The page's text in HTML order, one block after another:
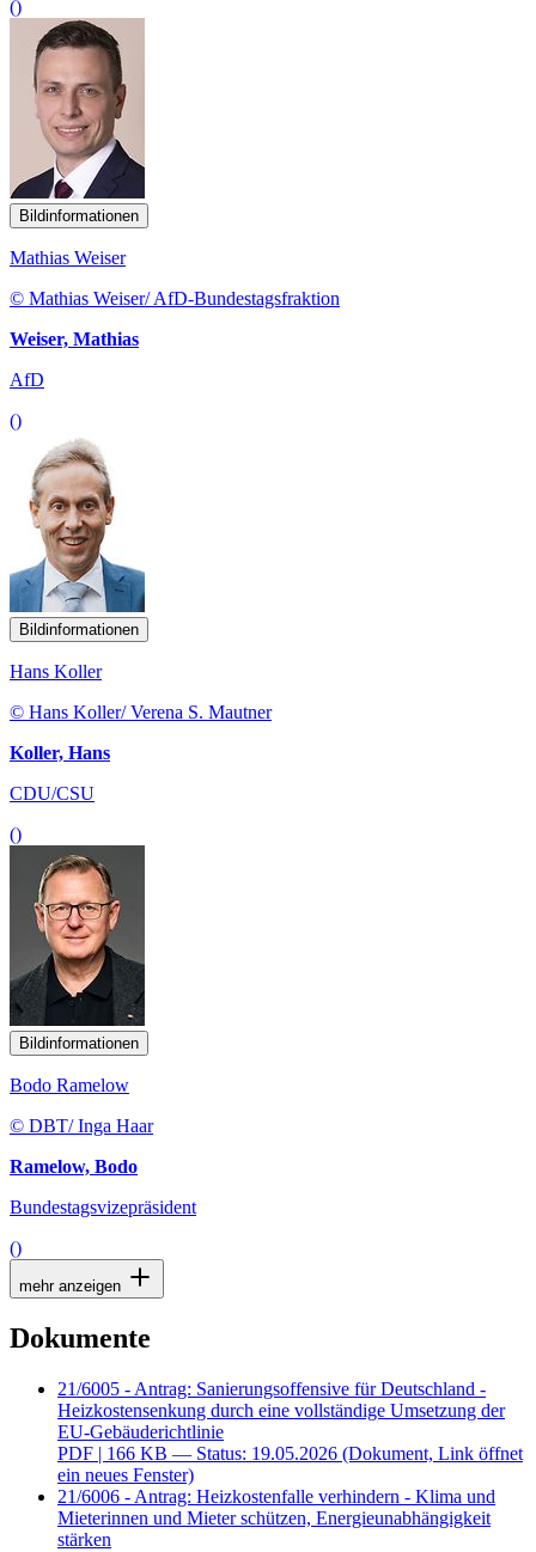
()
Bildinformationen
Mathias Weiser
© Mathias Weiser/ AfD-Bundestagsfraktion
Weiser, Mathias
AfD
()
Bildinformationen
Hans Koller
© Hans Koller/ Verena S. Mautner
Koller, Hans
CDU/CSU
()
Bildinformationen
Bodo Ramelow
© DBT/ Inga Haar
Ramelow, Bodo
Bundestagsvizepräsident
()
mehr anzeigen
Dokumente
21/6005 - Antrag: Sanierungsoffensive für Deutschland -
Heizkostensenkung durch eine vollständige Umsetzung der
EU-Gebäuderichtlinie
PDF | 166 KB — Status: 19.05.2026 (Dokument, Link öffnet
ein neues Fenster)
21/6006 - Antrag: Heizkostenfalle verhindern - Klima und
Mieterinnen und Mieter schützen, Energieunabhängigkeit
stärken